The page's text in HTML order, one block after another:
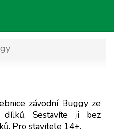
závodní Buggy ze
dílků. Sestavíte ji bez
Pro stavitele 14+.